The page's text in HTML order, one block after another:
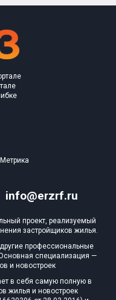
info@erzrf.ru
проект, реализуемый
застройщиков жилья.
профессиональные
специализация —
и новостроек
в себя самую полную в
жилья и новостроек